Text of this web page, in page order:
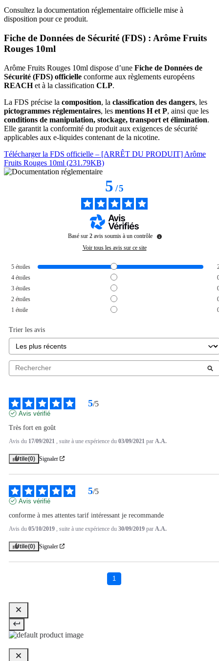
Consultez la documentation réglementaire officielle mise à
disposition pour ce produit.
Fiche de Données de Sécurité (FDS) : Arôme Fruits
Rouges 10ml
Arôme Fruits Rouges 10ml dispose d’une Fiche de Données de
Sécurité (FDS) officielle conforme aux règlements européens
REACHet à la classification CLP.
La FDS précise la composition, la classification des dangers, les
pictogrammes réglementaires, les mentions H et P, ainsi que les
conditions de manipulation, stockage, transport et élimination.
Elle garantit la conformité du produit aux exigences de sécurité
applicables aux e-liquides contenant de la nicotine.
Télécharger la FDS officielle – [ARRÊT DU PRODUIT] Arôme
Fruits Rouges 10ml (231.79KB)
5/5
Basé sur 2 avis soumis à un contrôle
Voir tous les avis sur ce site
5 étoiles
4 étoiles
3 étoiles
2 étoiles
1 étoile
Trier les avis
5/5
Avis vérifié
Très fort en goût
Avis du 17/09/2021 , suite à une expérience du 03/09/2021 par A.A.
Utile(0) Signaler
5/5
Avis vérifié
conforme à mes attentes tarif intéressant je recommande
Avis du 05/10/2019 , suite à une expérience du 30/09/2019 par A.A.
Utile(0) Signaler
1